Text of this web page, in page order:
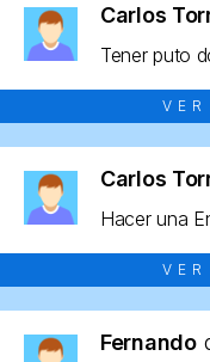
Carlos
Tener puto
Carlos
Hacer una
Fernando